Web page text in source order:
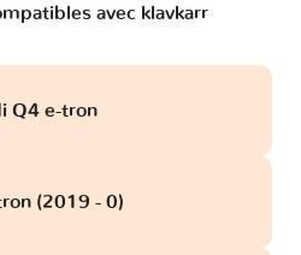
avec klavkarr
Q4 e-tron
(2019 - 0)